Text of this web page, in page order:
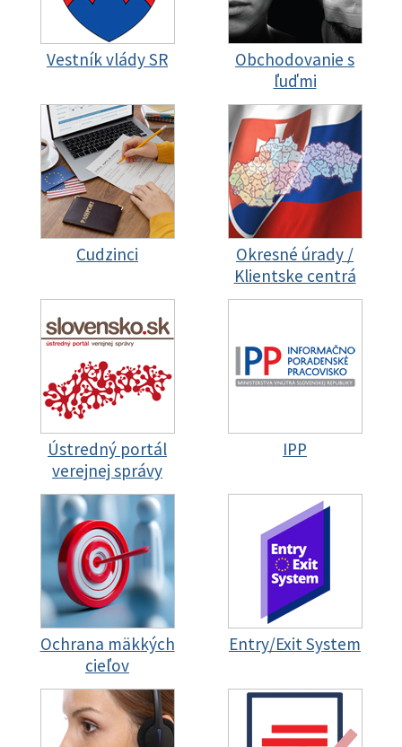
Vestník vlády SR
Obchodovanie s
ľuďmi
Cudzinci
Okresné úrady /
Klientske centrá
Ústredný portál
verejnej správy
IPP
Ochrana mäkkých
cieľov
Entry/Exit System